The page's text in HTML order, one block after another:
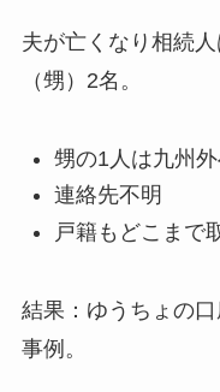
夫が亡くなり相続
（甥）2名。
甥の1人は九州
連絡先不明
戸籍もどこまで
結果：ゆうちょの
事例。